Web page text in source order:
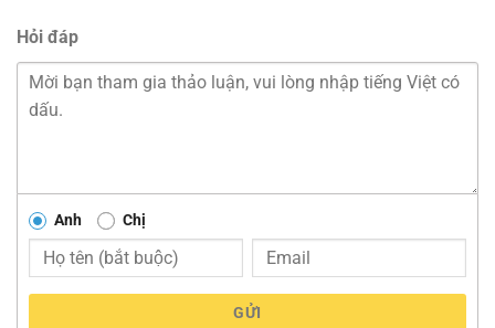
Hỏi đáp
Anh Chị
GỬI